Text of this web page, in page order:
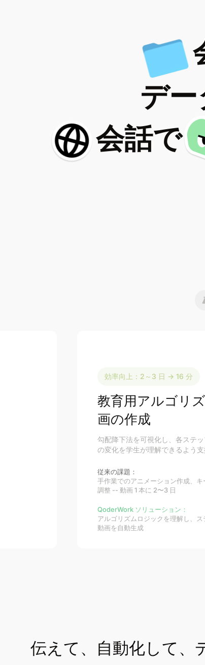
デ
会話で
効率向上：2～3 日 → 16 分
教育用アルゴリ
画の作成
勾配降下法を可視化し、各ステ
の変化を学生が理解できるよう支
従来の課題：
手作業でのアニメーション作成、
調整 -- 動画 1 本に 2〜3 日
QoderWork ソリューション：
アルゴリズムロジックを理解し、
動画を自動生成
伝えて、自動化して、